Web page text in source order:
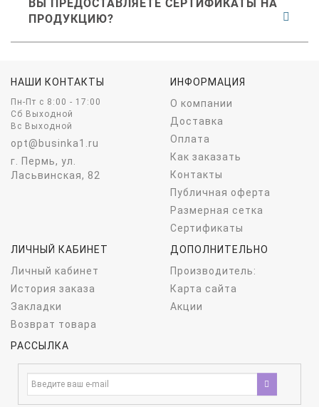
ВЫ ПРЕДОСТАВЛЯЕТЕ СЕРТИФИКАТЫ НА
ПРОДУКЦИЮ?
НАШИ КОНТАКТЫ
Пн-Пт c 8:00 - 17:00
Сб Выходной
Вс Выходной
opt@businka1.ru
г. Пермь, ул.
Ласьвинская, 82
ИНФОРМАЦИЯ
О компании
Доставка
Оплата
Как заказать
Контакты
Публичная оферта
Размерная сетка
Сертификаты
ЛИЧНЫЙ КАБИНЕТ
Личный кабинет
История заказа
Закладки
Возврат товара
ДОПОЛНИТЕЛЬНО
Производитель:
Карта сайта
Акции
РАССЫЛКА